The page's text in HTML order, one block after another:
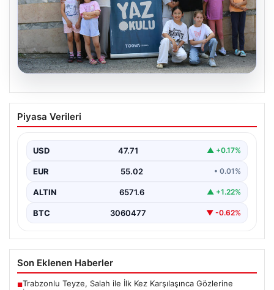
TÜGVA’dan çocuklar için meydan
şenlikleri
Piyasa Verileri
USD 47.71 ▲ +0.17%
EUR 55.02 • 0.01%
ALTIN 6571.6 ▲ +1.22%
BTC 3060477 ▼ -0.62%
Son Eklenen Haberler
■Trabzonlu Teyze, Salah ile İlk Kez Karşılaşınca Gözlerine